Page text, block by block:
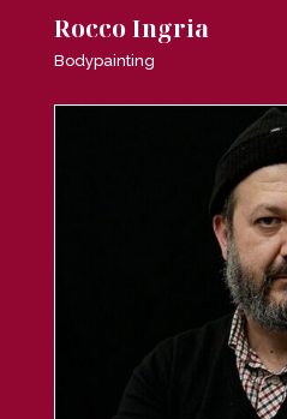
Rocco Ingria
Bodypainting